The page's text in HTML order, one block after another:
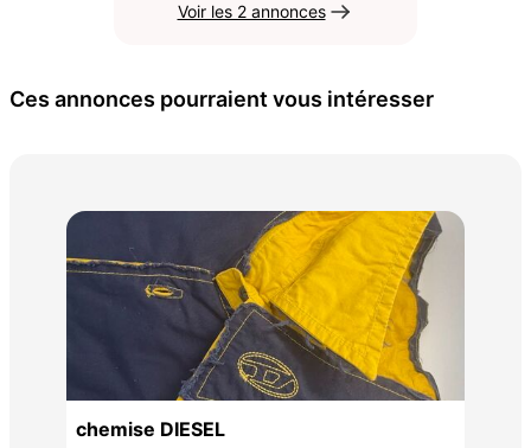
Voir les 2 annonces
Ces annonces pourraient vous intéresser
chemise DIESEL